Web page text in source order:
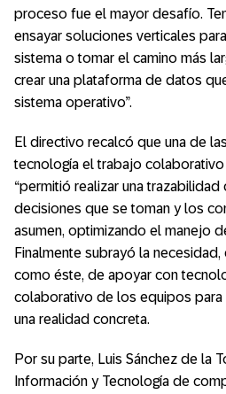
proceso fue el mayor desafío.
ensayar soluciones verticales
sistema o tomar el camino más
crear una plataforma de datos
sistema operativo”.
El directivo recalcó que una de
tecnología el trabajo
“permitió realizar una
decisiones que se toman y los
asumen, optimizando el manejo
Finalmente subrayó la
como éste, de apoyar con
colaborativo de los equipos para
una realidad concreta.
Por su parte, Luis Sánchez de la
Información y Tecnología de